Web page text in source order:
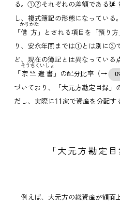
る。①②それぞれの差額である延
し、複式簿記の形態になっている
「 借方
かりかた
」とされる項目を「預り
り、安永年間までは①とは別に③
ど、現在の簿記とは異なってい
「 宗竺遺書
そうちくいしょ
」の配分比率（→
づいており、「大元方勘定目録」
だし、実際に11家で資産を分配す
「大元方勘定
例えば、大元方の総資産が額面